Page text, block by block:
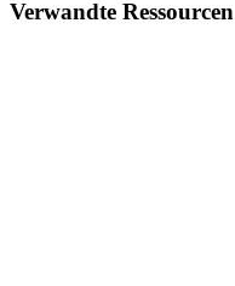
Verwandte Ressourcen